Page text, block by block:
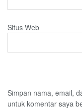
Situs Web
Simpan nama, email,
untuk komentar saya